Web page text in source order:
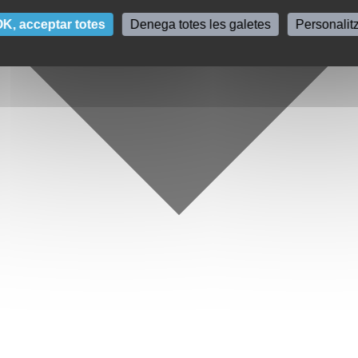
acceptar totes Denega totes les galetes